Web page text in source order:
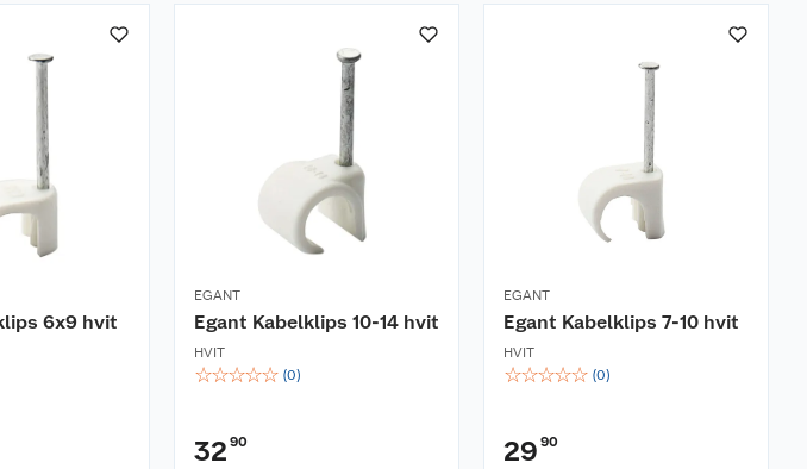
6x9 hvit
EGANT
Egant Kabelklips 10-14 hvit
HVIT
☆☆☆☆☆ (0)
32 90
EGANT
Egant Kabelklips 7-10 hvit
HVIT
☆☆☆☆☆ (0)
29 90